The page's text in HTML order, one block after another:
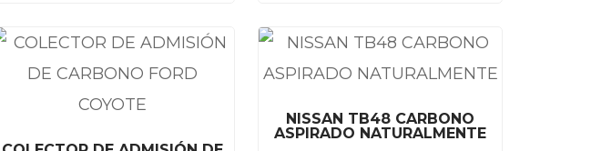
NISSAN TB48 CARBONO
ASPIRADO NATURALMENTE